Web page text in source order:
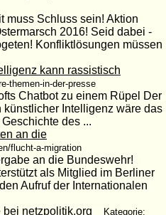
muss Schluss sein! Aktion
2016! Seid dabei -
Konfliktlösungen müssen
kann rassistisch
themen-in-der-presse
Chatbot zu einem Rüpel Der
künstlicher Intelligenz wäre das
des ...
an die
flucht-a-migration
an die Bundeswehr!
als Mitglied im Berliner
Aufruf der Internationalen
netzpolitik.org
Kategorie: